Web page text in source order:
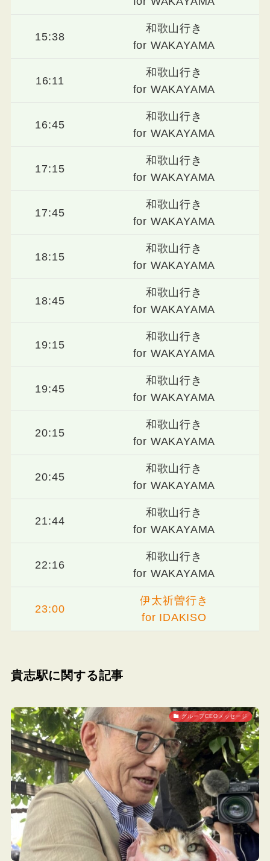
15:38
和歌山行き
for WAKAYAMA
16:11
和歌山行き
for WAKAYAMA
16:45
和歌山行き
for WAKAYAMA
17:15
和歌山行き
for WAKAYAMA
17:45
和歌山行き
for WAKAYAMA
18:15
和歌山行き
for WAKAYAMA
18:45
和歌山行き
for WAKAYAMA
19:15
和歌山行き
for WAKAYAMA
19:45
和歌山行き
for WAKAYAMA
20:15
和歌山行き
for WAKAYAMA
20:45
和歌山行き
for WAKAYAMA
21:44
和歌山行き
for WAKAYAMA
22:16
和歌山行き
for WAKAYAMA
23:00
伊太祈曽行き
for IDAKISO
貴志駅に関する記事
グループCEOメッセージ